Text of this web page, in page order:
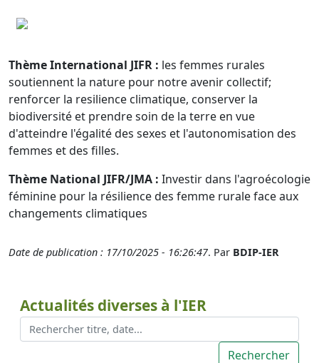
Thème International JIFR : les femmes rurales
soutiennent la nature pour notre avenir collectif;
renforcer la resilience climatique, conserver la
biodiversité et prendre soin de la terre en vue
d'atteindre l'égalité des sexes et l'autonomisation des
femmes et des filles.
Thème National JIFR/JMA : Investir dans l'agroécologie
féminine pour la résilience des femme rurale face aux
changements climatiques
Date de publication : 17/10/2025 - 16:26:47. Par BDIP-IER
Actualités diverses à l'IER